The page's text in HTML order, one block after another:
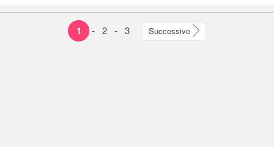
1 - 2 - 3 Successive